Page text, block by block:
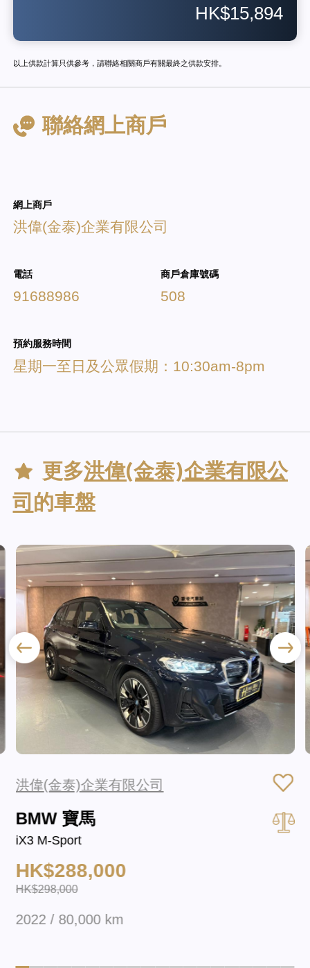
HK$15,894
以上供款計算只供參考，請聯絡相關商戶有關最終之供款安排。
聯絡網上商戶
網上商戶
洪偉(金泰)企業有限公司
電話
91688986
商戶倉庫號碼
508
預約服務時間
星期一至日及公眾假期：10:30am-8pm
更多洪偉(金泰)企業有限公
司 的車盤
洪偉(金泰)企業有限公司
BMW 寶馬
iX3 M-Sport
HK$288,000
HK$298,000
2022 / 80,000 km